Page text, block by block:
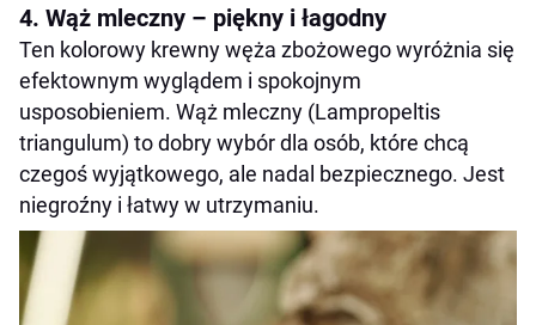
4. Wąż mleczny – piękny i łagodny
Ten kolorowy krewny węża zbożowego wyróżnia się
efektownym wyglądem i spokojnym
usposobieniem. Wąż mleczny (Lampropeltis
triangulum) to dobry wybór dla osób, które chcą
czegoś wyjątkowego, ale nadal bezpiecznego. Jest
niegroźny i łatwy w utrzymaniu.